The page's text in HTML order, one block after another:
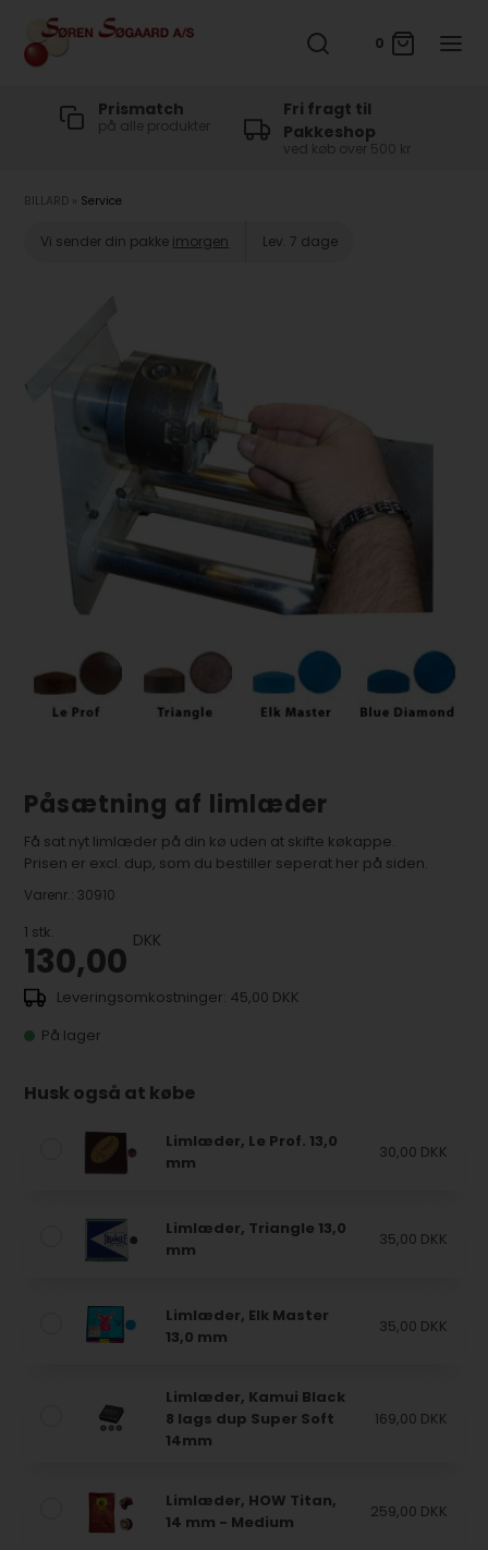
0
Prismatch
på alle produkter
Fri fragt til
Pakkeshop
ved køb over 500 kr
BILLARD Service
Vi sender din pakke imorgen Lev. 7 dage
Påsætning af limlæder
Få sat nyt limlæder på din kø uden at skifte køkappe.
Prisen er excl. dup, som du bestiller seperat her på siden.
Varenr.: 30910
1 stk.
130,00 DKK
45,00 DKK
På lager
Husk også at købe
Limlæder, Le Prof. 13,0
mm
30,00 DKK
Limlæder, Triangle 13,0
mm
35,00 DKK
Limlæder, Elk Master
13,0 mm
35,00 DKK
Limlæder, Kamui Black
8 lags dup Super Soft
14mm
169,00 DKK
Limlæder, HOW Titan,
14 mm - Medium
259,00 DKK